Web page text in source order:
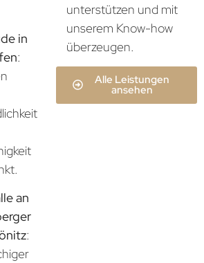
in
:
an
:
unterstützen und mit
unserem Know-how
überzeugen.
Alle Leistungen
ansehen